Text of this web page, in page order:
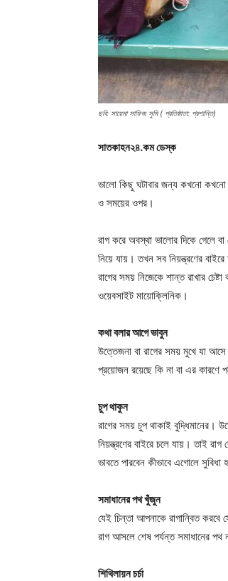
ছবি: সায়েমা সাফিজ সুমি ( প্রতিষ্ঠাতা: প্রশান্তি)
সাতকাহন২৪.কম ডেস্ক
ভালো কিছু ঘটাবার জন্য কখনো
ও সময়ের ওপর।
রাগ করে অবস্থা ভালোর দিকে গেলে
নিয়ে যায়। তখন সব নিয়ন্ত্রণের
রাগের সময় নিজেকে শান্ত রাখার
ওয়েবসাইট মায়োক্লিনিক।
কথা বলার আগে ভাবুন
উত্তেজনা বা রাগের সময় মুখে যা
প্রয়োজন রয়েছে কি না বা এর কারণে
চুপ থাকুন
রাগের সময় চুপ থাকাই
নিয়ন্ত্রণের বাইরে চলে যায়। তাই
ভাবতে পারবেন কীভাবে এগোলে সুবিধা
সমাধানের পথ খুঁজুন
যেই চিন্তা আপনাকে রাগান্বিত করবে
রাগ আসলে শেষ পর্যন্ত সমাধানের পথ
শিথিলায়ন চর্চা